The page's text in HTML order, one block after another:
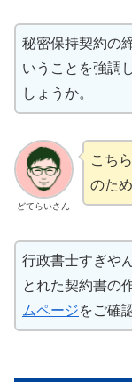
秘密保持契約の
いうことを強調
しょうか。
どてらいさん
こち
のた
行政書士すぎや
とれた契約書の
ムページをご確